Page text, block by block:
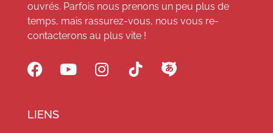
ouvrés. Parfois nous prenons un peu plus de
temps, mais rassurez-vous, nous vous re-
contacterons au plus vite !
LIENS